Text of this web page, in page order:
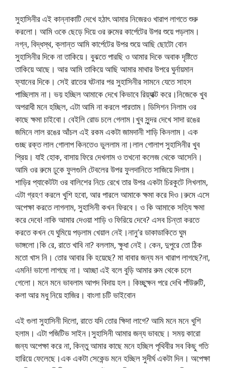
সুহাসিনীর এই কান্নাকাটি দেখে হঠাৎ আমার নিজেরও খারাপ লাগতে শুরু
করলো। আমি ওকে ছেড়ে দিয়ে ওর রুমের কার্পেটের উপর শুয়ে পড়লাম।
নগ্ন, বিদ্ধস্থ, ক্লান্ত আমি কার্পেটের উপর শুয়ে আছি ছোটো বোন
সুহাসিনীর দিকে না তাকিয়ে। বুঝতে পারছি ও আমার দিকে অবাক দৃষ্টিতে
তাকিয়ে আছে। আর আমি তাকিয়ে আছি আমার মাথার উপরে ঘুর্নায়মান
ফ্যানের দিকে। সেই রাতের ঘটনার পর সুহাসিনীর সামনে যেতে সাহস
পাচ্ছিলাম না। ভয় হচ্ছিল আমাকে দেখে কিভাবে রিয়্যাক্ট করে।নিজেকে খুব
অপরাধী মনে হচ্ছিল, এটা আমি না করলে পারতাম। ডিসিশন নিলাম ওর
কাছে ক্ষমা চাইবো। বেইলি রোড চলে গেলাম।খুব সুন্দর দেখে সাদা রঙের
জমিনে লাল রঙের আঁচল এই রকম একটা জামদানী শাড়ি কিনলাম। এক
গুচ্ছ রক্ত লাল গোলাপ কিনতেও ভুললাম না।লাল গোলাপ সুহাসিনীর খুব
প্রিয়। যাই হোক, বাসায় ফিরে দেখলাম ও তখনো কলেজ থেকে আসেনি।
আমি ওর রুমে ঢুকে ফুলগুলি টেবলের উপর ফুলদানিতে সাজিয়ে দিলাম।
শাড়ির প্যাকেটটা ওর বালিশের নিচে রেখে তার উপর একটা চিরকুটে লিখলাম,
এটা গ্রহণ করলে খুশি হবো, আর পারলে আমাকে ক্ষমা করে দিও।রুমে এসে
অপেক্ষা করতে লাগলাম, সুহাসিনী কখন ফিরবে। ও কি আমাকে সত্যি ক্ষমা
করে দেবে! নাকি আমার দেওয়া শাড়ি ও ফিরিয়ে দেবে? এসব চিন্তা করতে
করতে কখন যে ঘুমিয়ে পড়লাম খেয়াল নেই।নানু’র ডাকাডাকিতে ঘুম
ভাঙ্গলো।কি রে, রাতে খাবি না? বললাম, ক্ষুধা নেই। কেন, দুপুরে তো ঠিক
মতো খাস নি। তোর আবার কি হয়েছে? মা বাবার জন্য মন খারাপ লাগছে?না,
এমনি! ভালো লাগছে না। আচ্ছা এই বলে বুড়ি আমার রুম থেকে চলে
গেলো। মনে মনে ভাবলাম আপদ বিদায় হল। কিচ্ছুক্ষন পরে দেখি পাঁউরুটি,
কলা আর মধু নিয়ে হাজির। বাংলা চটি ভাইবোন
এই গুলা সুহাসিনী দিলো, রাতে যদি তোর ক্ষিদা লাগে? আমি মনে মনে খুশি
হলাম। এটা পজিটিভ সাইন।সুহাসিনী আমার জন্য ভাবছে। সময় কারো
জন্য অপেক্ষা করে না, কিন্তু আমার কাছে মনে হচ্ছিল পৃথিবীর সব কিছু গতি
হারিয়ে ফেলেছে।এক একটা সেকেন্ড মনে হচ্ছিল সুদীর্ঘ একটা দিন। অপেক্ষা